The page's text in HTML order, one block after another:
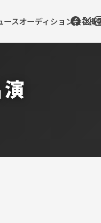
ースオーディション会社概